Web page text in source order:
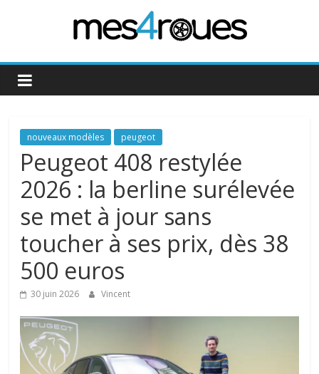
Mes4Roues
nouveaux modèles peugeot
Peugeot 408 restylée
2026 : la berline surélevée
se met à jour sans
toucher à ses prix, dès 38
500 euros
30 juin 2026 Vincent